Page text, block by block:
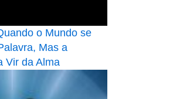
o Mundo se
Mas a
Vir da Alma